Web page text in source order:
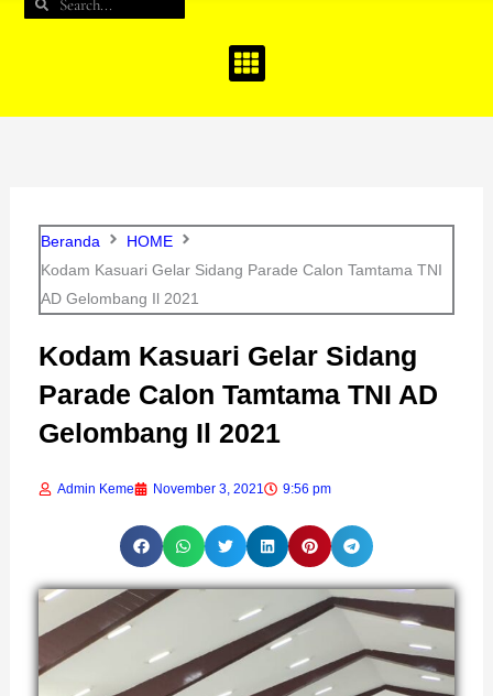
Beranda
HOME
Kodam Kasuari Gelar Sidang Parade Calon Tamtama TNI
AD Gelombang Il 2021
Kodam Kasuari Gelar Sidang
Parade Calon Tamtama TNI AD
Gelombang Il 2021
Admin Keme November 3, 2021 9:56 pm